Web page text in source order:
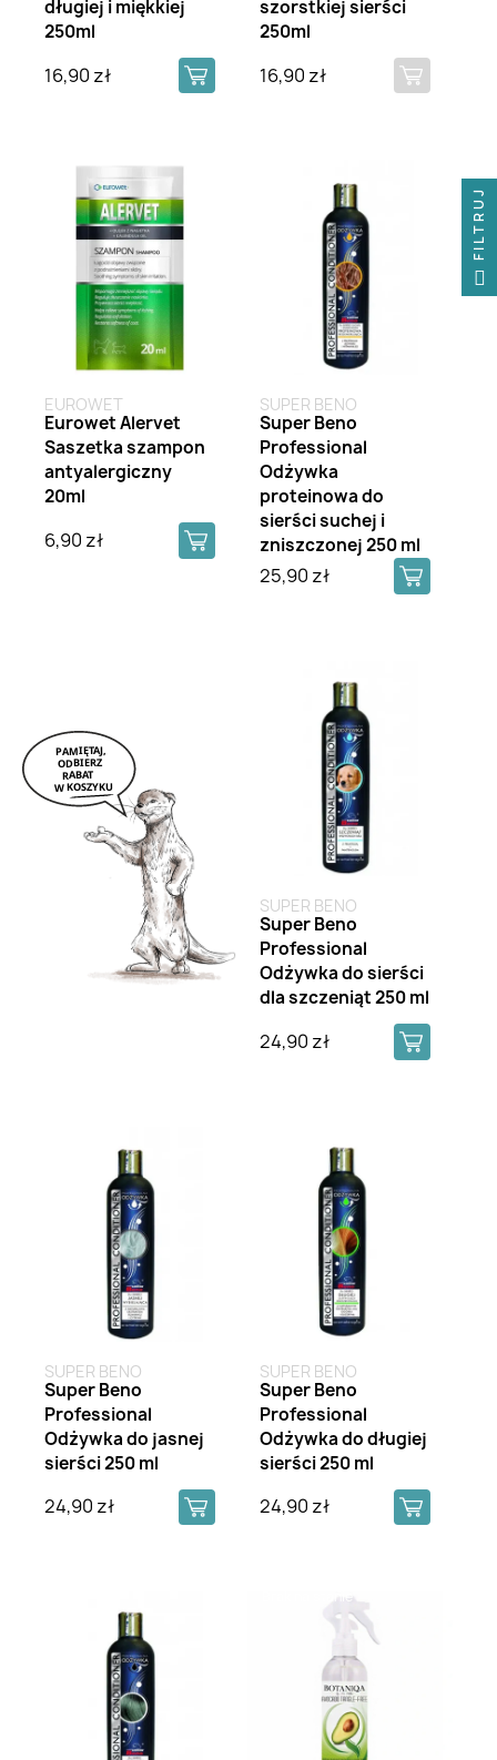
FILTRUJ
długiej i miękkiej
250ml
16,90 zł
szorstkiej sierści
250ml
16,90 zł
EUROWET
Eurowet Alervet
Saszetka szampon
antyalergiczny
20ml
6,90 zł
SUPER BENO
Super Beno
Professional
Odżywka
proteinowa do
sierści suchej i
zniszczonej 250 ml
25,90 zł
SUPER BENO
Super Beno
Professional
Odżywka do sierści
dla szczeniąt 250 ml
24,90 zł
SUPER BENO
Super Beno
Professional
Odżywka do jasnej
sierści 250 ml
24,90 zł
SUPER BENO
Super Beno
Professional
Odżywka do długiej
sierści 250 ml
24,90 zł
Brak na stanie
FILTRUJ